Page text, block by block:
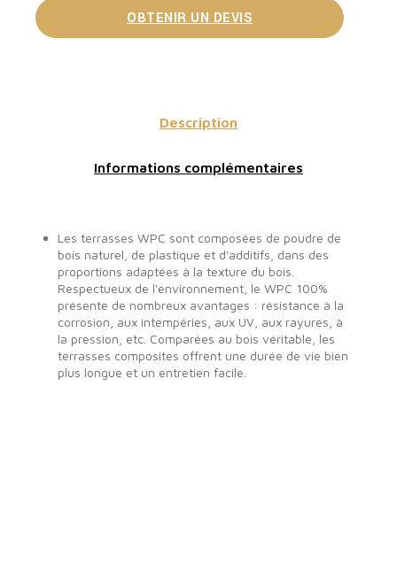
OBTENIR UN DEVIS
Description
Informations complémentaires
Les terrasses WPC sont composées de poudre de
bois naturel, de plastique et d'additifs, dans des
proportions adaptées à la texture du bois.
Respectueux de l'environnement, le WPC 100%
présente de nombreux avantages : résistance à la
corrosion, aux intempéries, aux UV, aux rayures, à
la pression, etc. Comparées au bois véritable, les
terrasses composites offrent une durée de vie bien
plus longue et un entretien facile.